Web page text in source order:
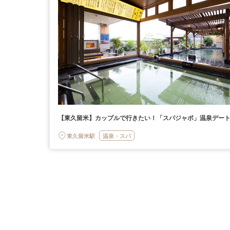
【東久留米】カップルで行きたい！「スパジャポ」温泉デート
東久留米駅 温泉・スパ